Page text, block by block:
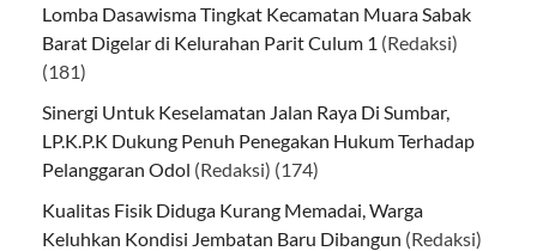
Lomba Dasawisma Tingkat Kecamatan Muara Sabak
Barat Digelar di Kelurahan Parit Culum 1 (Redaksi)
(181)
Sinergi Untuk Keselamatan Jalan Raya Di Sumbar,
LP.K.P.K Dukung Penuh Penegakan Hukum Terhadap
Pelanggaran Odol (Redaksi) (174)
Kualitas Fisik Diduga Kurang Memadai, Warga
Keluhkan Kondisi Jembatan Baru Dibangun (Redaksi)